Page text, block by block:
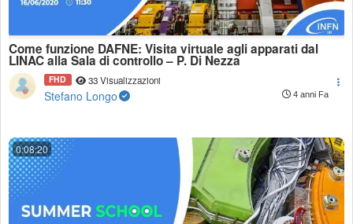
Come funzione DAFNE: Visita virtuale agli apparati dal
LINAC alla Sala di controllo – P. Di Nezza
FHD 33 Visualizzazioni
Stefano Longo 4 anni Fa
0:08:20